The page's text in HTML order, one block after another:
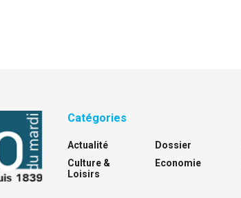
Catégories
Actualité
Culture &
Loisirs
Dossier
Economie